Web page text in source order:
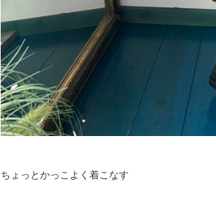
ちょっとかっこよく着こなす